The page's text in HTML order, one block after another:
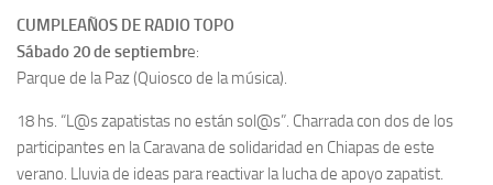
CUMPLEAÑOS DE RADIO TOPO
Sábado 20 de septiembre:
Parque de la Paz (Quiosco de la música).
18 hs. “L@s zapatistas no están sol@s”. Charrada con dos de los
participantes en la Caravana de solidaridad en Chiapas de este
verano. Lluvia de ideas para reactivar la lucha de apoyo zapatist.